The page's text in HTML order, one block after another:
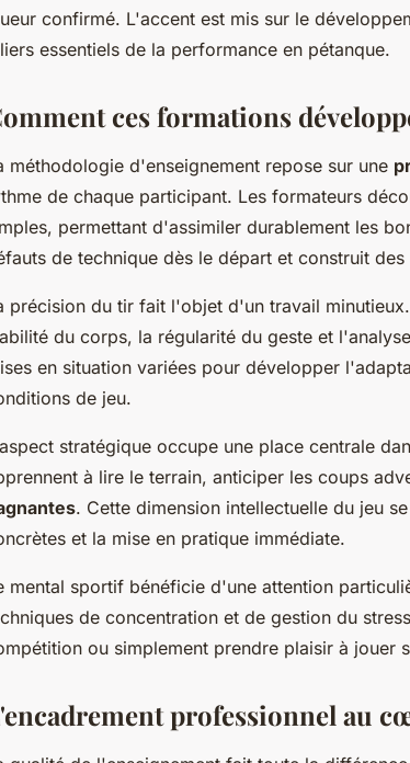
confirmé. L'accent est mis sur le
essentiels de la performance en pétanque.
ces formations
méthodologie d'enseignement repose sur une
de chaque participant. Les formateurs
permettant d'assimiler durablement les
de technique dès le départ et construit
précision du tir fait l'objet d'un travail
du corps, la régularité du geste et
en situation variées pour développer
de jeu.
stratégique occupe une place centrale
à lire le terrain, anticiper les coups
. Cette dimension intellectuelle du jeu
et la mise en pratique immédiate.
mental sportif bénéficie d'une attention
de concentration et de gestion du
ou simplement prendre plaisir à jouer
professionnel au